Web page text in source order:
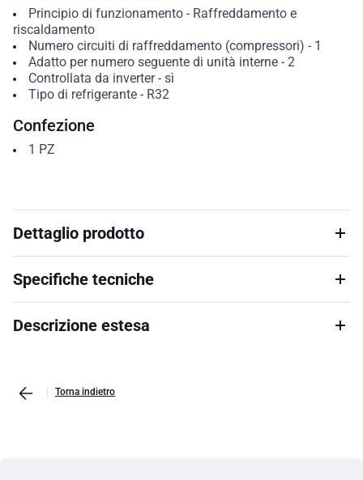
Principio di funzionamento- Raffreddamento e
riscaldamento
Numero circuiti di raffreddamento (compressori) - 1
Adatto per numero seguente di unità interne- 2
Controllata da inverter- sì
Tipo di refrigerante- R32
Confezione
1 PZ
Dettaglio prodotto
Specifiche tecniche
Descrizione estesa
Torna indietro